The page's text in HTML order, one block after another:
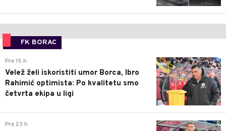
FK BORAC
0
Pre 15 h
Velež želi iskoristiti umor Borca, Ibro
Rahimić optimista: Po kvalitetu smo
četvrta ekipa u ligi
0
Pre 23 h